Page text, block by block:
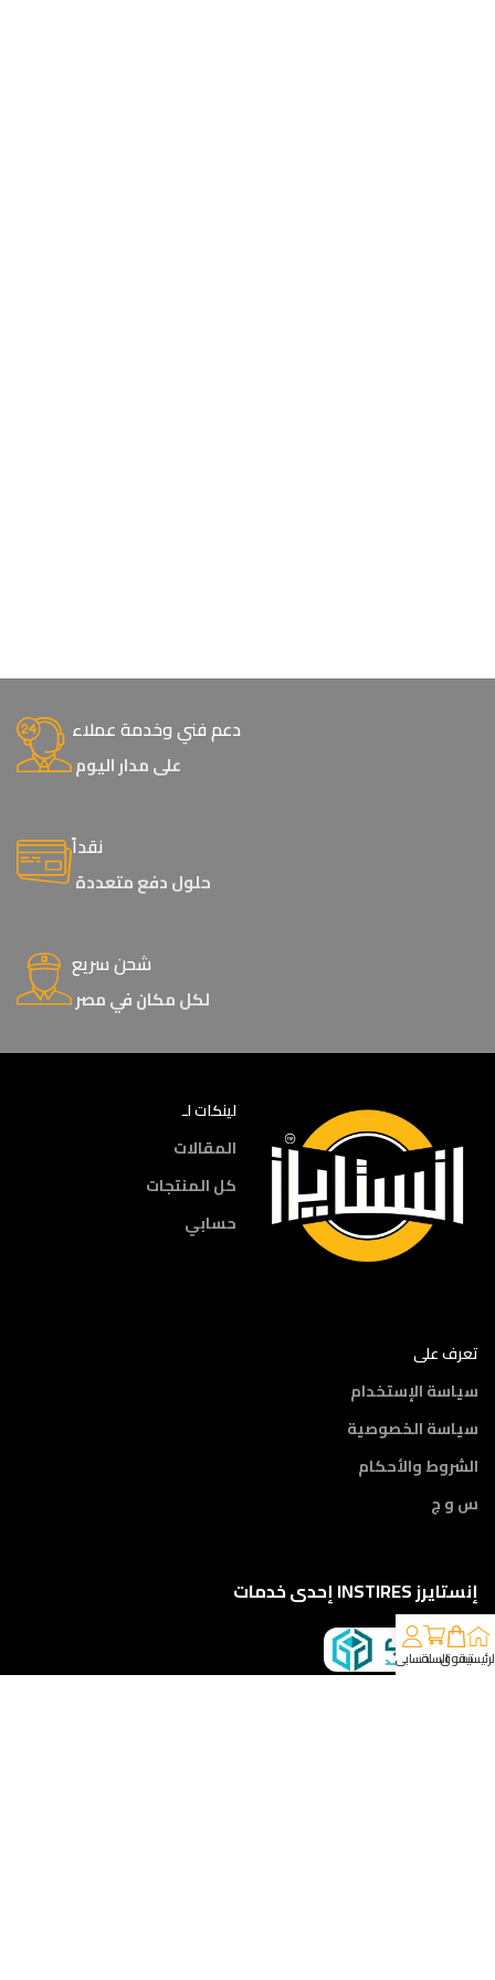
دعم فني وخدمة عملاء
على مدار اليوم
نقداً
حلول دفع متعددة
شحن سريع
لكل مكان في مصر
لينكات لـ
المقالات
كل المنتجات
حسابي
تعرف على
سياسة الإستخدام
سياسة الخصوصية
الشروط والأحكام
س و ج
إنستايرز INSTIRES إحدى خدمات
تسوقالسلةحسابي